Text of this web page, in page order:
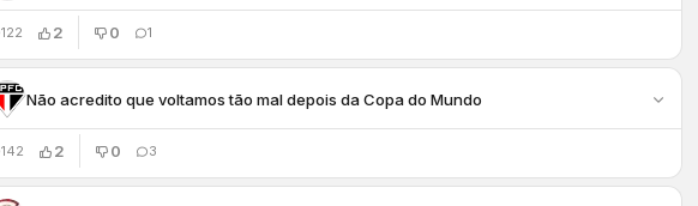
122 2 0 1
Não acredito que voltamos tão mal depois da Copa do Mundo
142 2 0 3